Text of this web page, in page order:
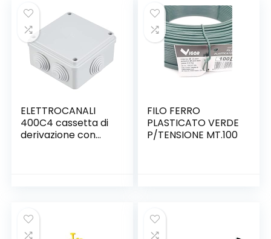
ELETTROCANALI
400C4 cassetta di
derivazione con
FILO FERRO
PLASTICATO VERDE
P/TENSIONE MT.100